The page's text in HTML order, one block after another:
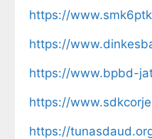
https://
https://
https://www.bpbd-
https://
https://